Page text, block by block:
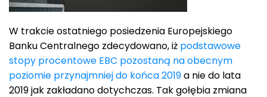
W trakcie ostatniego posiedzenia Europejskiego
Banku Centralnego zdecydowano, iż podstawowe
stopy procentowe EBC pozostaną na obecnym
poziomie przynajmniej do końca 2019a nie do lata
2019 jak zakładano dotychczas. Tak gołębia zmiana